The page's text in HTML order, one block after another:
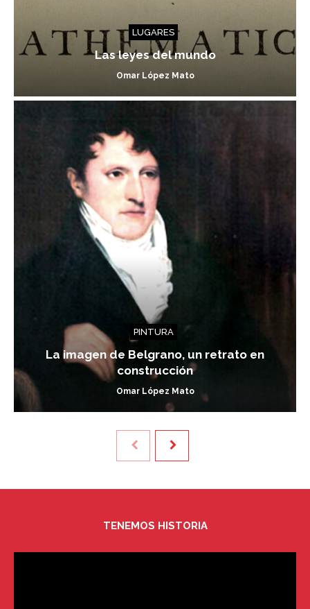
LUGARES
Las leyes del mundo
Omar López Mato
PINTURA
La imagen de Belgrano, un retrato en
construcción
Omar López Mato
TENEMOS HISTORIA